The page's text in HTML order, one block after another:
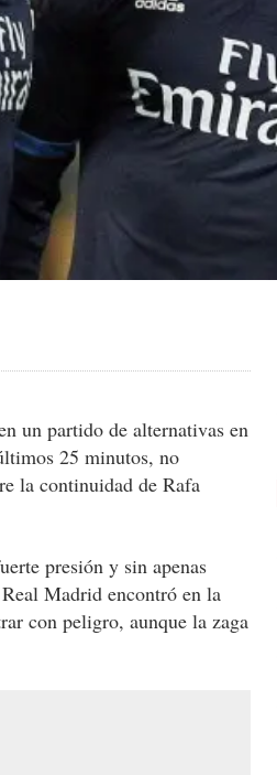
un partido de alternativas en
25 minutos, no
la continuidad de Rafa
presión y sin apenas
Madrid encontró en la
con peligro, aunque la zaga